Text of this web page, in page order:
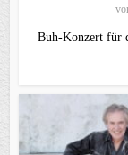
Buh-Konzert für